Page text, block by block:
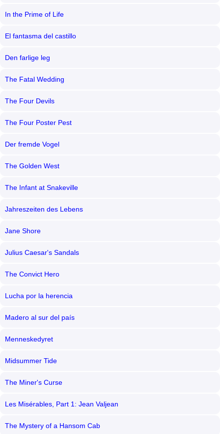
In the Prime of Life
El fantasma del castillo
Den farlige leg
The Fatal Wedding
The Four Devils
The Four Poster Pest
Der fremde Vogel
The Golden West
The Infant at Snakeville
Jahreszeiten des Lebens
Jane Shore
Julius Caesar's Sandals
The Convict Hero
Lucha por la herencia
Madero al sur del país
Menneskedyret
Midsummer Tide
The Miner's Curse
Les Misérables, Part 1: Jean Valjean
The Mystery of a Hansom Cab